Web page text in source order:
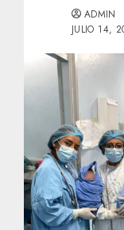
ADMIN
JULIO 14,